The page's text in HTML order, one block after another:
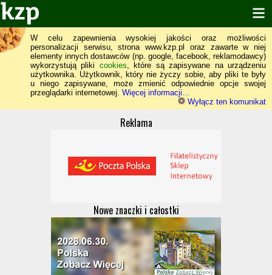
W celu zapewnienia wysokiej jakości oraz możliwości
personalizacji serwisu, strona www.kzp.pl oraz zawarte w niej
elementy innych dostawców (np. google, facebook, reklamodawcy)
wykorzystują pliki cookies, które są zapisywane na urządzeniu
użytkownika. Użytkownik, który nie życzy sobie, aby pliki te były
u niego zapisywane, może zmienić odpowiednie opcje swojej
przeglądarki internetowej. Więcej informacji...
Wyłącz ten komunikat
Reklama
Nowe znaczki i całostki